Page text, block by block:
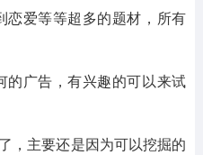
恋爱等等超多的题材，所有
的广告，有兴趣的可以来试
主要还是因为可以挖掘的